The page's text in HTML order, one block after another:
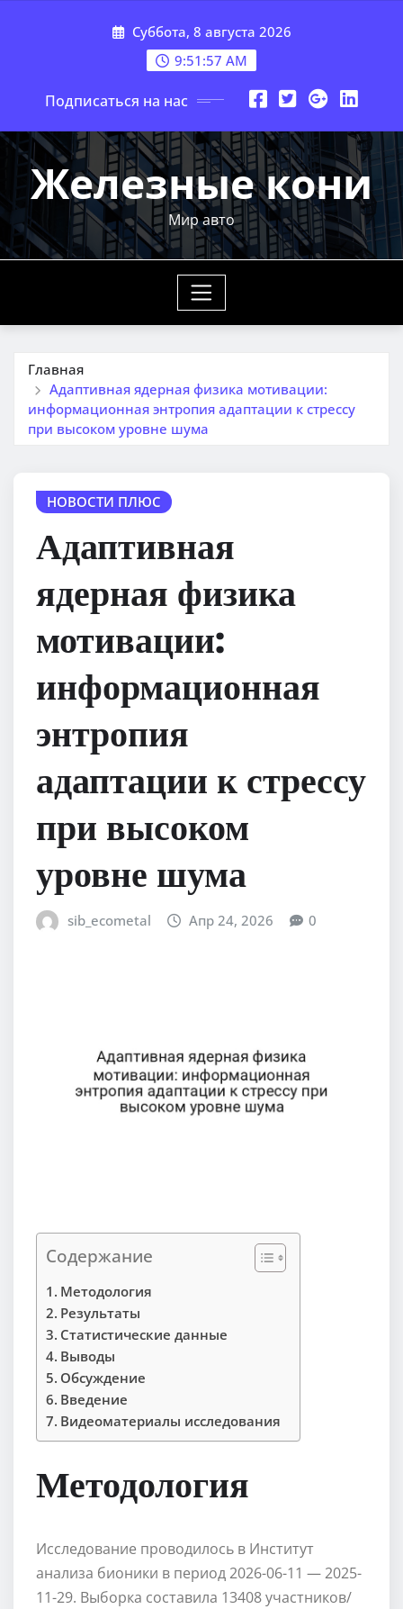
Суббота, 8 августа 2026
9:51:58 AM
Подписаться на нас
Железные кони
Мир авто
Главная
Адаптивная ядерная физика мотивации:
информационная энтропия адаптации к стрессу
при высоком уровне шума
НОВОСТИ ПЛЮС
Адаптивная
ядерная физика
мотивации:
информационная
энтропия
адаптации к стрессу
при высоком
уровне шума
sib_ecometal Апр 24, 2026 0
Содержание
Методология
Результаты
Статистические данные
Выводы
Обсуждение
Введение
Видеоматериалы исследования
Методология
Исследование проводилось в Институт
анализа бионики в период 2026-06-11 — 2025-
11-29. Выборка составила 13408 участников/